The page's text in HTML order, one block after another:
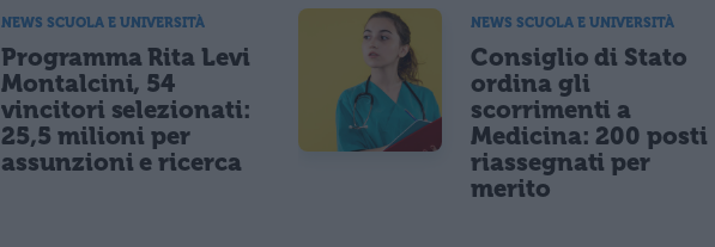
NEWS SCUOLA E UNIVERSITÀ
Programma Rita Levi
Montalcini, 54
vincitori selezionati:
25,5 milioni per
assunzioni e ricerca
NEWS SCUOLA E UNIVERSITÀ
Consiglio di Stato
ordina gli
scorrimenti a
Medicina: 200 posti
riassegnati per
merito